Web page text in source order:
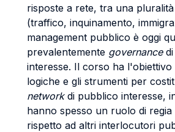
risposte a rete, tra una
(traffico, inquinamento,
management pubblico è oggi
prevalentemente governancedi
interesse. Il corso ha l'obiettivo
logiche e gli strumenti per
networkdi pubblico interesse,
hanno spesso un ruolo di regia
rispetto ad altri interlocutori